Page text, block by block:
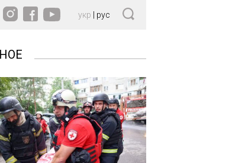
укр рус